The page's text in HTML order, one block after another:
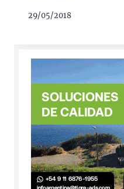
29/05/2018